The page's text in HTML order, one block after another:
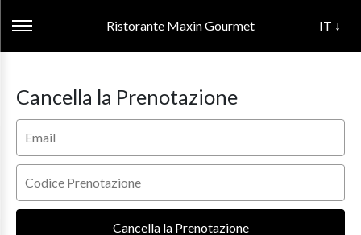
Ristorante Maxin Gourmet IT ↓
Cancella la Prenotazione